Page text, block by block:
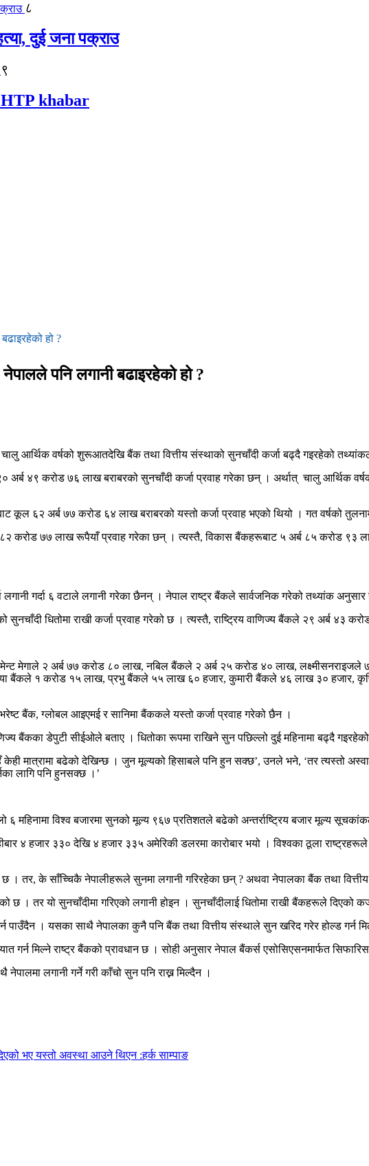
८
दुई जना पक्राउ
९
HTP khabar
हो ?
पनि लगानी बढाइरहेको हो ?
आर्थिक वर्षको शुरूआतदेखि बैंक तथा वित्तीय संस्थाको सुनचाँदी कर्जा बढ्दै गइरहेको
अर्ब ४९ करोड ७६ लाख बराबरको सुनचाँदी कर्जा प्रवाह गरेका छन् । अर्थात् चालु आर्थिक
कूल ६२ अर्ब ७७ करोड ६४ लाख बराबरको यस्तो कर्जा प्रवाह भएको थियो । गत वर्षको
करोड ७७ लाख रूपैयाँ प्रवाह गरेका छन् । त्यस्तै, विकास बैंकहरूबाट ५ अर्ब ८५ करोड ९३
गर्दा ६ वटाले लगानी गरेका छैनन् । नेपाल राष्ट्र बैंकले सार्वजनिक गरेको तथ्यांक
सुनचाँदी धितोमा राखी कर्जा प्रवाह गरेको छ । त्यस्तै, राष्ट्रिय वाणिज्य बैंकले २९ अर्ब ४३
मेगाले २ अर्ब ७७ करोड ८० लाख, नबिल बैंकले २ अर्ब २५ करोड ४० लाख,
बैंकले १ करोड १५ लाख, प्रभु बैंकले ५५ लाख ६० हजार, कुमारी बैंकले ४६ लाख ३० हजार,
बैंक, ग्लोबल आइएमई र सानिमा बैंककले यस्तो कर्जा प्रवाह गरेको छैन ।
बैंकका डेपुटी सीईओले बताए । धितोका रूपमा राखिने सुन पछिल्लो दुई महिनामा बढ्दै
केही मात्रामा बढेको देखिन्छ । जुन मूल्यको हिसाबले पनि हुन सक्छ’, उनले भने, ‘तर त्यस्तो
लागि पनि हुनसक्छ ।’
६ महिनामा विश्व बजारमा सुनको मूल्य ९६७ प्रतिशतले बढेको अन्तर्राष्ट्रिय बजार मूल्य
४ हजार ३३० देखि ४ हजार ३३५ अमेरिकी डलरमा कारोबार भयो । विश्वका ठूला
छ । तर, के साँच्चिकै नेपालीहरूले सुनमा लगानी गरिरहेका छन् ? अथवा नेपालका बैंक तथा
छ । तर यो सुनचाँदीमा गरिएको लगानी होइन । सुनचाँदीलाई धितोमा राखी बैंकहरूले दिएको
पाउँदैन । यसका साथै नेपालका कुनै पनि बैंक तथा वित्तीय संस्थाले सुन खरिद गरेर होल्ड गर्न
मिल्ने राष्ट्र बैंकको प्रावधान छ । सोही अनुसार नेपाल बैंकर्स एसोसिएसनमार्फत
लगानी गर्ने गरी काँचो सुन पनि राख्न मिल्दैन ।
भए यस्तो अवस्था आउने थिएन :हर्क साम्पाङ